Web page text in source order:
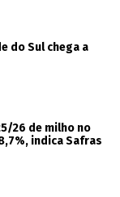
do Sul chega a
26 de milho no
indica Safras